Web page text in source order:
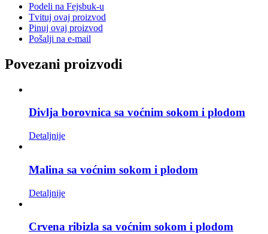
Podeli na Fejsbuk-u
Tvituj ovaj proizvod
Pinuj ovaj proizvod
Pošalji na e-mail
Povezani proizvodi
Divlja borovnica sa voćnim sokom i plodom
Detaljnije
Malina sa voćnim sokom i plodom
Detaljnije
Crvena ribizla sa voćnim sokom i plodom